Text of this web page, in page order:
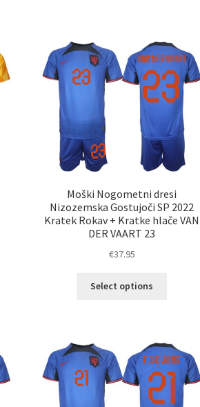
Možnosti
lahko
izberete
na
strani
izdelka
Moški Nogometni dresi
Nizozemska Gostujoči SP 2022
Kratek Rokav + Kratke hlače VAN
DER VAART 23
€37.95
Select options
Možnosti
lahko
izberete
na